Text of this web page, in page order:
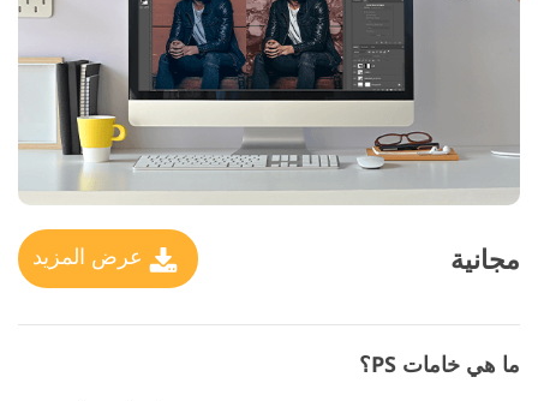
مجانية عرض المزيد
ما هي خامات PS؟